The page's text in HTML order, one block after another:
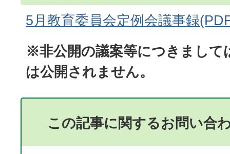
5月教育委員会定例会議事録
※非公開の議案等につきまして
は公開されません。
この記事に関するお問い合